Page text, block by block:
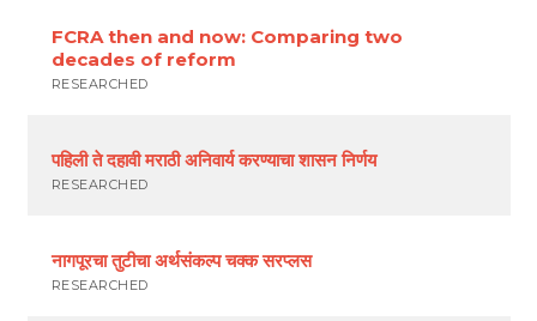
FCRA then and now: Comparing two
decades of reform
RESEARCHED
पहिली ते दहावी मराठी अनिवार्य करण्याचा शासन निर्णय
RESEARCHED
नागपूरचा तुटीचा अर्थसंकल्प चक्क सरप्लस
RESEARCHED